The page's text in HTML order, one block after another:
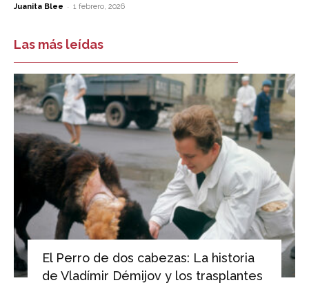
Juanita Blee - 1 febrero, 2026
Las más leídas
El Perro de dos cabezas: La historia
de Vladímir Démijov y los trasplantes